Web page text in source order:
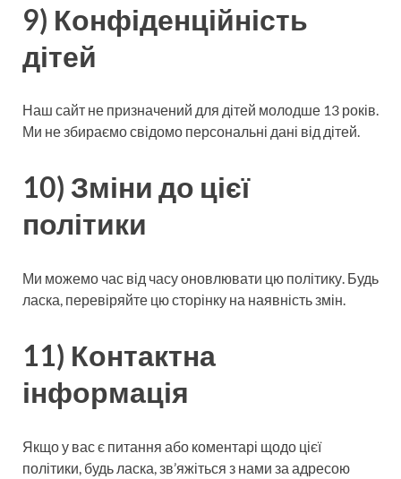
9) Конфіденційність
дітей
Наш сайт не призначений для дітей молодше 13 років.
Ми не збираємо свідомо персональні дані від дітей.
10) Зміни до цієї
політики
Ми можемо час від часу оновлювати цю політику. Будь
ласка, перевіряйте цю сторінку на наявність змін.
11) Контактна
інформація
Якщо у вас є питання або коментарі щодо цієї
політики, будь ласка, зв’яжіться з нами за адресою